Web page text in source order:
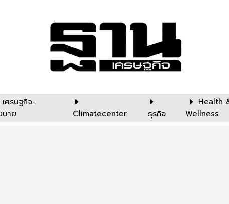
เศรษฐกิจ-
บาย
Climatecenter ธุรกิจ
Health
Wellness